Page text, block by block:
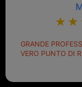
GRANDE
VERO PUNTO DI